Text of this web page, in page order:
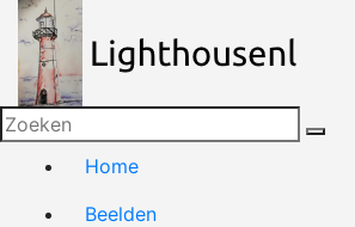
Naar
de
inhoud
springen
Home
Beelden